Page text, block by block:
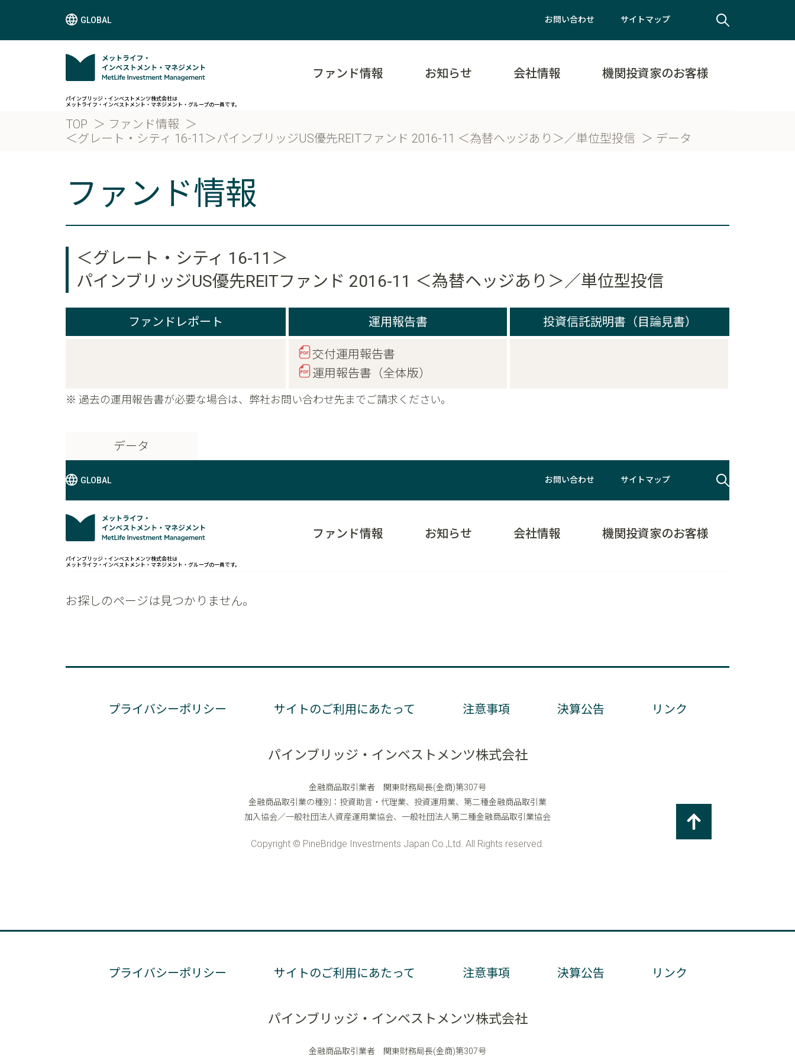
GLOBAL お問い合わせ サイトマップ
パインブリッジ・インベストメンツ株式会社は
メットライフ・インベストメント・マネジメント・グループの一員です。
ファンド情報 お知らせ 会社情報 機関投資家のお客様
TOP
ファンド情報
＜グレート・シティ 16-11＞パインブリッジUS優先REITファンド 2016-11 ＜為替ヘッジあり＞／単位型投信
データ
ファンド情報
＜グレート・シティ 16-11＞
パインブリッジUS優先REITファンド 2016-11 ＜為替ヘッジあり＞／単位型投信
ファンドレポート 運用報告書 投資信託説明書（目論見書）
交付運用報告書
運用報告書（全体版）
※ 過去の運用報告書が必要な場合は、弊社お問い合わせ先までご請求ください。
データ
プライバシーポリシー サイトのご利用にあたって 注意事項 決算公告 リンク
パインブリッジ・インベストメンツ株式会社
金融商品取引業者 関東財務局長(金商)第307号